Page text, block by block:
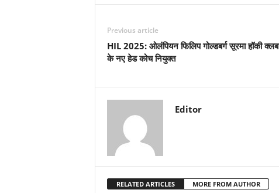
Previous article
HIL 2025: ओलंपियन फिलिप गोल्डबर्ग सूरमा हॉकी क्लब
के नए हेड कोच नियुक्त
Editor
RELATED ARTICLES MORE FROM AUTHOR